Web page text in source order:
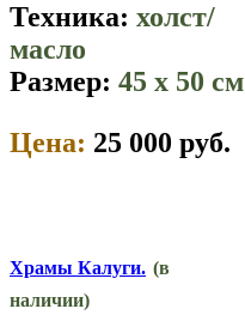
Техника: холст/
масло
Размер: 45 x 50 см
Цена: 25 000 руб.
Храмы Калуги. (в
наличии)